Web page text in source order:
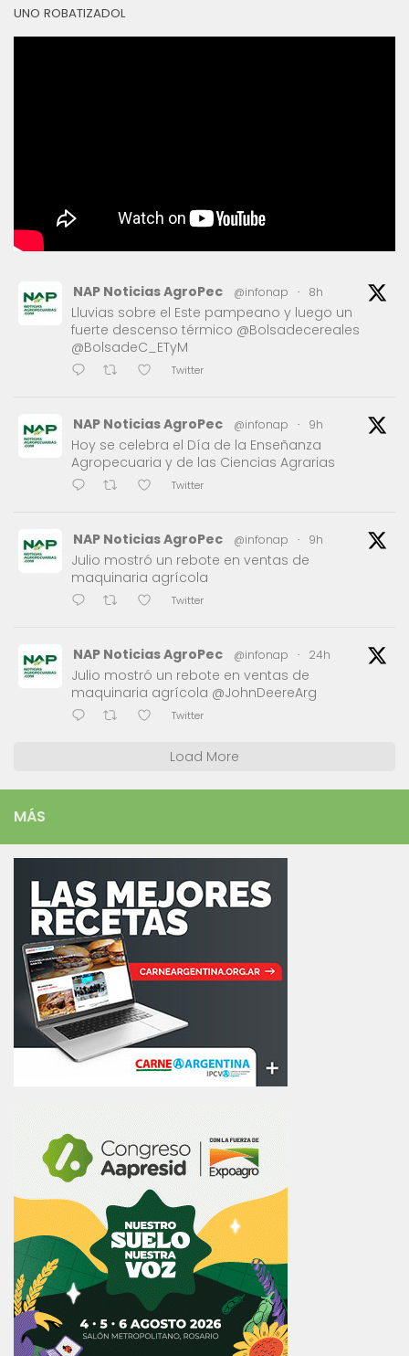
UNO ROBATIZADOL
NAP Noticias AgroPec @infonap · 8h
Lluvias sobre el Este pampeano y luego un
fuerte descenso térmico @Bolsadecereales
@BolsadeC_ETyM
Twitter
NAP Noticias AgroPec @infonap · 9h
Hoy se celebra el Día de la Enseñanza
Agropecuaria y de las Ciencias Agrarias
Twitter
NAP Noticias AgroPec @infonap · 9h
Julio mostró un rebote en ventas de
maquinaria agrícola
Twitter
NAP Noticias AgroPec @infonap · 24h
Julio mostró un rebote en ventas de
maquinaria agrícola @JohnDeereArg
Twitter
Load More
MÁS